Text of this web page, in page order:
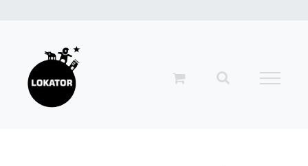
zawartości